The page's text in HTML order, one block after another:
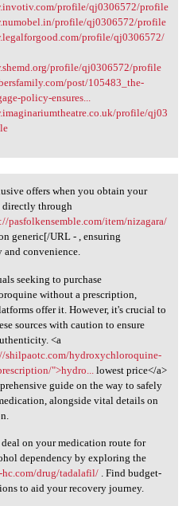
profile/qj0306572/profile
profile/qj0306572/profile
profile/qj0306572/
profile/qj0306572/profile
post/105483_the-
policy-ensures...
profile/qj03
offers when
offers when you obtain your
directly through
pasfolkensemble.com/item/nizagara/
generic[/URL - , ensuring
convenience.
seeking to purchase
without a prescription,
offer it. However, it's crucial to
sources with caution to ensure
<a
shilpaotc.com/hydroxychloroquine-
">hydro...
lowest price</a>
guide on the way to safely
alongside vital details on
deal on your medication route for
dependency by exploring the
hc.com/drug/tadalafil/. Find budget-
to aid your recovery journey.